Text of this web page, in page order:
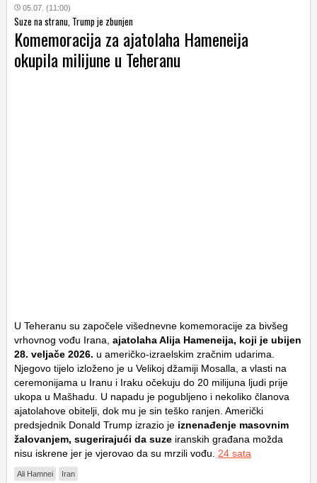
05.07. (11:00)
Suze na stranu, Trump je zbunjen
Komemoracija za ajatolaha Hameneija
okupila milijune u Teheranu
U Teheranu su započele višednevne komemoracije za bivšeg
vrhovnog vođu Irana, ajatolaha Alija Hameneija, koji je ubijen
28. veljače 2026. u američko-izraelskim zračnim udarima.
Njegovo tijelo izloženo je u Velikoj džamiji Mosalla, a vlasti na
ceremonijama u Iranu i Iraku očekuju do 20 milijuna ljudi prije
ukopa u Mašhadu. U napadu je pogubljeno i nekoliko članova
ajatolahove obitelji, dok mu je sin teško ranjen. Američki
predsjednik Donald Trump izrazio je iznenađenje masovnim
žalovanjem, sugerirajući da suze iranskih građana možda
nisu iskrene jer je vjerovao da su mrzili vođu. 24 sata
Ali Hamnei Iran